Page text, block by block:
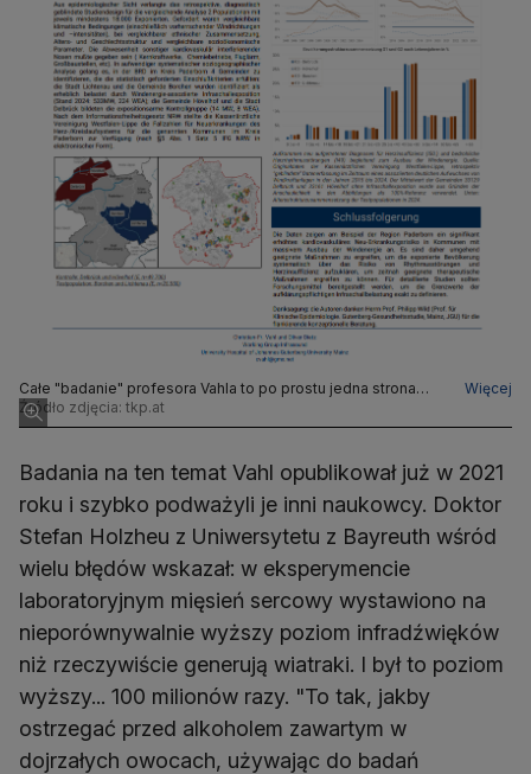
Całe "badanie" profesora Vahla to po prostu jedna strona
jego analizy wybranych danych
Więcej
Źródło zdjęcia: tkp.at
Badania na ten temat Vahl opublikował już w 2021
roku i szybko podważyli je inni naukowcy. Doktor
Stefan Holzheu z Uniwersytetu z Bayreuth wśród
wielu błędów wskazał: w eksperymencie
laboratoryjnym mięsień sercowy wystawiono na
nieporównywalnie wyższy poziom infradźwięków
niż rzeczywiście generują wiatraki. I był to poziom
wyższy... 100 milionów razy. "To tak, jakby
ostrzegać przed alkoholem zawartym w
dojrzałych owocach, używając do badań